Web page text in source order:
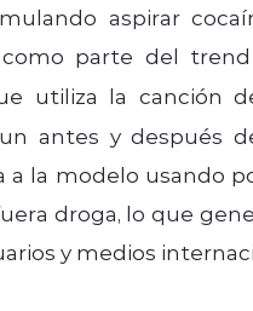
aspirar
parte del trend
utiliza la canción
antes y después
a la modelo usando
droga, lo que
y medios